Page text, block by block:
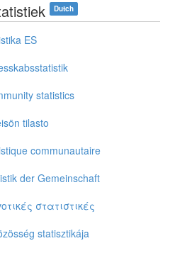
Dutch
ES
statistics
tilasto
communautaire
der Gemeinschaft
στατιστικές
statisztikája